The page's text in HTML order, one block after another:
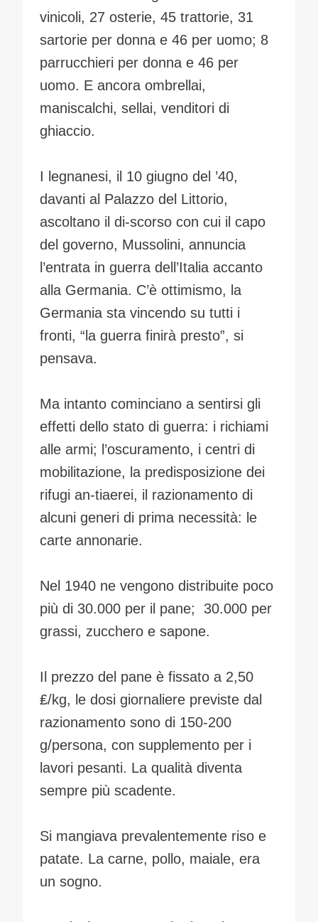
vinicoli, 27 osterie, 45 trattorie, 31
sartorie per donna e 46 per uomo; 8
parrucchieri per donna e 46 per
uomo. E ancora ombrellai,
maniscalchi, sellai, venditori di
ghiaccio.
I legnanesi, il 10 giugno del ’40,
davanti al Palazzo del Littorio,
ascoltano il di-scorso con cui il capo
del governo, Mussolini, annuncia
l’entrata in guerra dell’Italia accanto
alla Germania. C’è ottimismo, la
Germania sta vincendo su tutti i
fronti, “la guerra finirà presto”, si
pensava.
Ma intanto cominciano a sentirsi gli
effetti dello stato di guerra: i richiami
alle armi; l’oscuramento, i centri di
mobilitazione, la predisposizione dei
rifugi an-tiaerei, il razionamento di
alcuni generi di prima necessità: le
carte annonarie.
Nel 1940 ne vengono distribuite poco
più di 30.000 per il pane; 30.000 per
grassi, zucchero e sapone.
Il prezzo del pane è fissato a 2,50
₤/kg, le dosi giornaliere previste dal
razionamento sono di 150-200
g/persona, con supplemento per i
lavori pesanti. La qualità diventa
sempre più scadente.
Si mangiava prevalentemente riso e
patate. La carne, pollo, maiale, era
un sogno.